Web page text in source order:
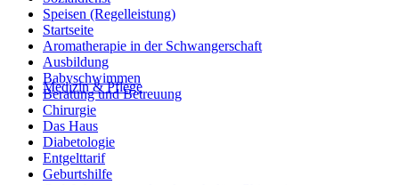
Medizin & Pflege
Speisen (Regelleistung)
Startseite
Aromatherapie in der Schwangerschaft
Ausbildung
Babyschwimmen
Beratung und Betreuung
Chirurgie
Das Haus
Diabetologie
Entgelttarif
Geburtshilfe